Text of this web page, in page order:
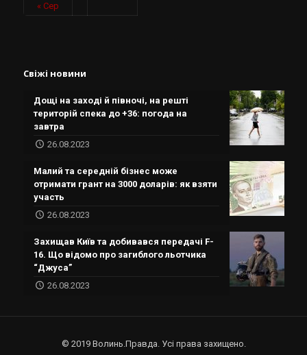
« Сер
Свіжі новини
Дощі на заході й півночі, на решті
територій спека до +36: погода на
завтра
26.08.2023
Малий та середній бізнес може
отримати грант на 3000 доларів: як взяти
участь
26.08.2023
Захищав Київ та добивався передачі F-
16. Що відомо про загиблого льотчика
“Джуса”
26.08.2023
© 2019 Волинь.Правда. Усі права захищено.